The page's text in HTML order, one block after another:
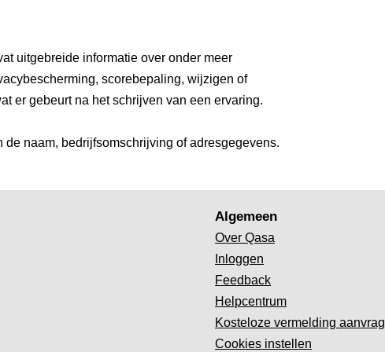
uitgebreide informatie over onder meer
scorebepaling, wijzigen of
er gebeurt na het schrijven van een ervaring.
de naam, bedrijfsomschrijving of adresgegevens.
Algemeen
Over Qasa
Inloggen
Feedback
Helpcentrum
Kosteloze vermelding
Cookies instellen